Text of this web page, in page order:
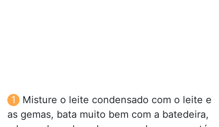
Misture o leite condensado com o leite e
as gemas, bata muito bem com a batedeira,